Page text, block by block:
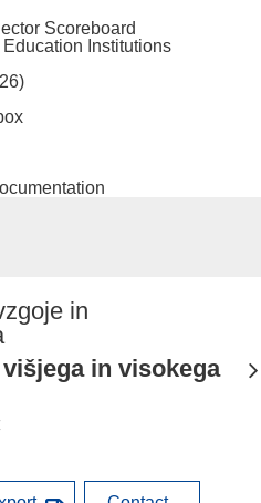
Scoreboard
Institutions
in
in visokega